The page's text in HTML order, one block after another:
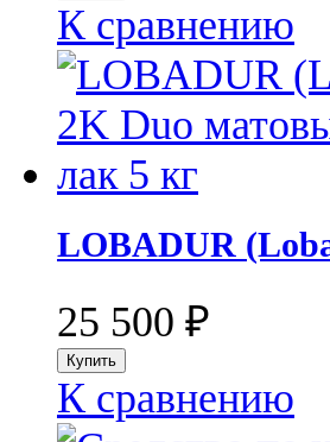
К сравнению
LOBADUR
25 500 ₽
К сравнению